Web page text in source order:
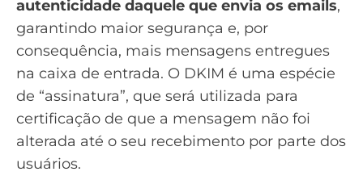
autenticidade daquele que envia os emails,
garantindo maior segurança e, por
consequência, mais mensagens entregues
na caixa de entrada. O DKIM é uma espécie
de “assinatura”, que será utilizada para
certificação de que a mensagem não foi
alterada até o seu recebimento por parte dos
usuários.